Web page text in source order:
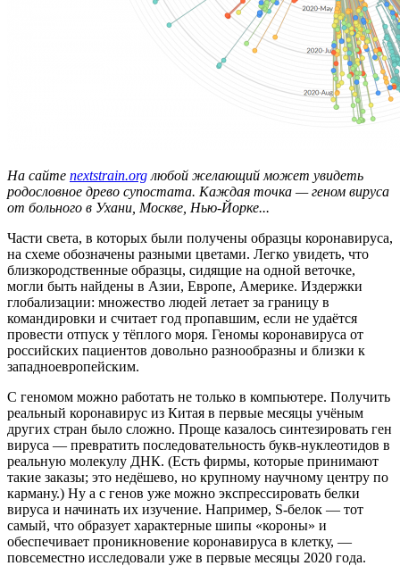
На сайте nextstrain.org любой желающий может увидеть
родословное древо супостата. Каждая точка — геном вируса
от больного в Ухани, Москве, Нью-Йорке...
Части света, в которых были получены образцы коронавируса,
на схеме обозначены разными цветами. Легко увидеть, что
близкородственные образцы, сидящие на одной веточке,
могли быть найдены в Азии, Европе, Америке. Издержки
глобализации: множество людей летает за границу в
командировки и считает год пропавшим, если не удаётся
провести отпуск у тёплого моря. Геномы коронавируса от
российских пациентов довольно разнообразны и близки к
западноевропейским.
С геномом можно работать не только в компьютере. Получить
реальный коронавирус из Китая в первые месяцы учёным
других стран было сложно. Проще казалось синтезировать ген
вируса — превратить последовательность букв-нуклеотидов в
реальную молекулу ДНК. (Есть фирмы, которые принимают
такие заказы; это недёшево, но крупному научному центру по
карману.) Ну а с генов уже можно экспрессировать белки
вируса и начинать их изучение. Например, S-белок — тот
самый, что образует характерные шипы «короны» и
обеспечивает проникновение коронавируса в клетку, —
повсеместно исследовали уже в первые месяцы 2020 года.